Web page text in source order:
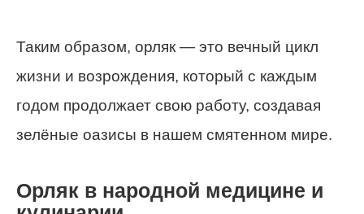
Таким образом, орляк — это вечный цикл
жизни и возрождения, который с каждым
годом продолжает свою работу, создавая
зелёные оазисы в нашем смятенном мире.
Орляк в народной медицине и